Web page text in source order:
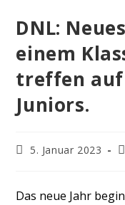
DNL:
einem
treffen auf
Juniors.
5. Januar 2023
Das neue Jahr